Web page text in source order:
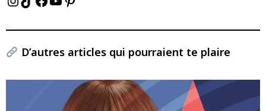
D’autres articles qui pourraient te plaire